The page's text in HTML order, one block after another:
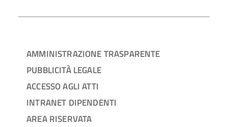
AMMINISTRAZIONE TRASPARENTE
PUBBLICITÀ LEGALE
ACCESSO AGLI ATTI
INTRANET DIPENDENTI
AREA RISERVATA